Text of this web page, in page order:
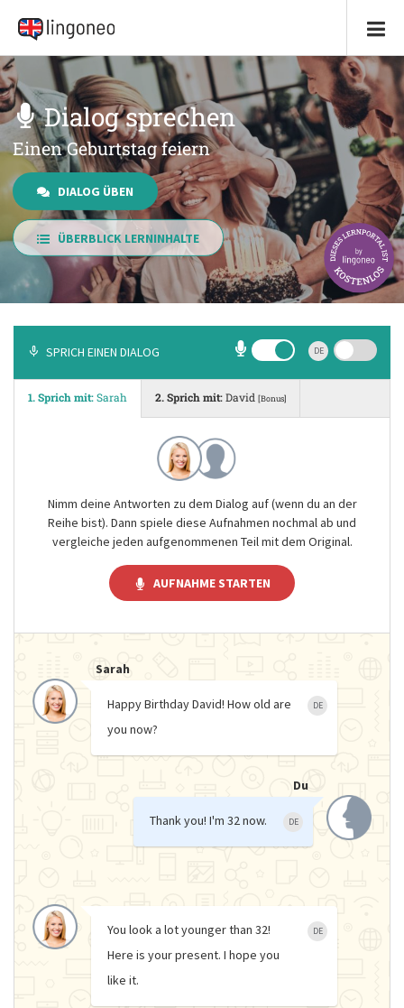
Dialog sprechen
Einen Geburtstag feiern
DIALOG ÜBEN
ÜBERBLICK LERNINHALTE
SPRICH EINEN DIALOG DE
1. Sprich mit:Sarah 2. Sprich mit:David [Bonus]
Nimm deine Antworten zu dem Dialog auf (wenn du an der
Reihe bist). Dann spiele diese Aufnahmen nochmal ab und
vergleiche jeden aufgenommenen Teil mit dem Original.
AUFNAHME STARTEN
Sarah
Happy Birthday David! How old are
you now?
DE
Du
Thank you! I'm 32 now. DE
You look a lot younger than 32!
Here is your present. I hope you
like it.
DE